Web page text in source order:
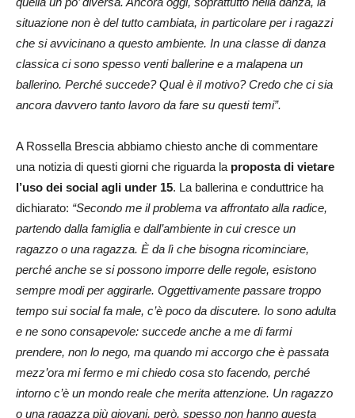
situazione non è del tutto cambiata, in particolare per i ragazzi
che si avvicinano a questo ambiente. In una classe di danza
classica ci sono spesso venti ballerine e a malapena un
ballerino. Perché succede? Qual è il motivo? Credo che ci sia
ancora davvero tanto lavoro da fare su questi temi”.
A Rossella Brescia abbiamo chiesto anche di commentare
una notizia di questi giorni che riguarda la proposta di vietare
l’uso dei social agli under 15. La ballerina e conduttrice ha
dichiarato: “Secondo me il problema va affrontato alla radice,
partendo dalla famiglia e dall’ambiente in cui cresce un
ragazzo o una ragazza. È da lì che bisogna ricominciare,
perché anche se si possono imporre delle regole, esistono
sempre modi per aggirarle. Oggettivamente passare troppo
tempo sui social fa male, c’è poco da discutere. Io sono adulta
e ne sono consapevole: succede anche a me di farmi
prendere, non lo nego, ma quando mi accorgo che è passata
mezz’ora mi fermo e mi chiedo cosa sto facendo, perché
intorno c’è un mondo reale che merita attenzione. Un ragazzo
o una ragazza più giovani, però, spesso non hanno questa